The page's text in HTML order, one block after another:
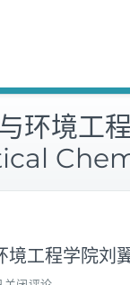
环境工
境工程学院